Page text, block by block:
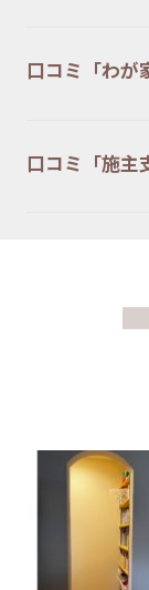
口コミ「わが
口コミ「施主